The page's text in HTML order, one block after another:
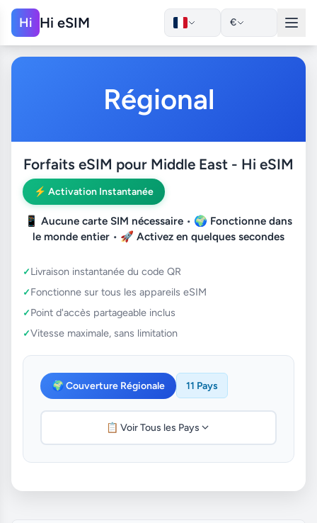
Hi Hi eSIM €
Régional
Forfaits eSIM pour Middle East - Hi eSIM
⚡ Activation Instantanée
📱 Aucune carte SIM nécessaire • 🌍 Fonctionne dans
le monde entier • 🚀 Activez en quelques secondes
Livraison instantanée du code QR
Fonctionne sur tous les appareils eSIM
Point d'accès partageable inclus
Vitesse maximale, sans limitation
🌍 Couverture Régionale 11 Pays
📋 Voir Tous les Pays